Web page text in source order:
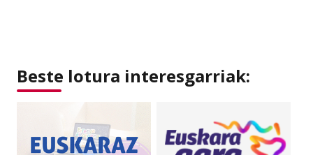
Beste lotura interesgarriak: